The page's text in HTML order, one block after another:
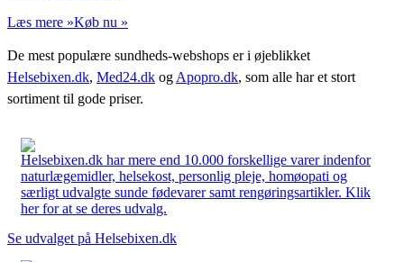
Læs mere »Køb nu »
De mest populære sundheds-webshops er i øjeblikket
Helsebixen.dk, Med24.dk og Apopro.dk, som alle har et stort
sortiment til gode priser.
Helsebixen.dk har mere end 10.000 forskellige varer indenfor
naturlægemidler, helsekost, personlig pleje, homøopati og
særligt udvalgte sunde fødevarer samt rengøringsartikler. Klik
her for at se deres udvalg.
Se udvalget på Helsebixen.dk